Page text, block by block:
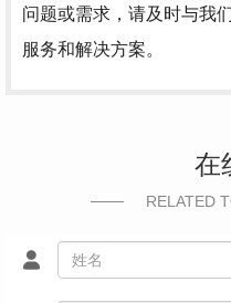
问题或需求，请及时与我
服务和解决方案。
在
RELATED